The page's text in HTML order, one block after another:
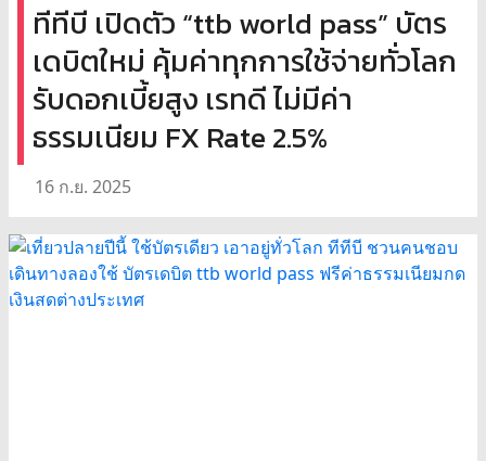
ทีทีบี เปิดตัว “ttb world pass” บัตร
เดบิตใหม่ คุ้มค่าทุกการใช้จ่ายทั่วโลก
รับดอกเบี้ยสูง เรทดี ไม่มีค่า
ธรรมเนียม FX Rate 2.5%
16 ก.ย. 2025